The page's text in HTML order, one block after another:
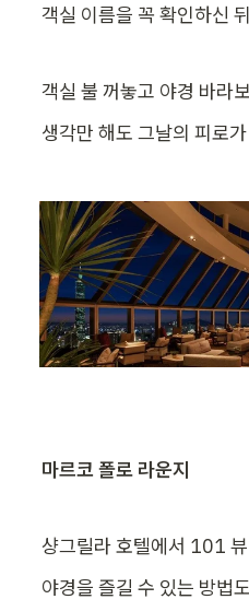
객실 이름을 꼭 확인하신
객실 불 꺼놓고 야경 바라
생각만 해도 그날의 피로
마르코 폴로 라운지
샹그릴라 호텔에서 101
야경을 즐길 수 있는 방법